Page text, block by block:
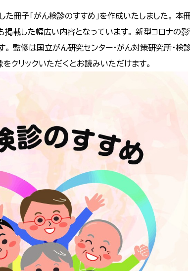
た冊子「がん検診のすすめ」を作成いたしました。
掲載した幅広い内容となっています。 新型コロナ
監修は国立がん研究センター・がん対策研究所・
クリックいただくとお読みいただけます。